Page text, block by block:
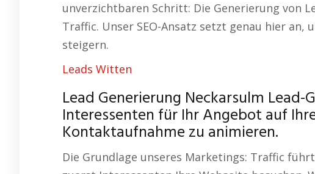
unverzichtbaren Schritt: Die Generierung von
Traffic. Unser SEO-Ansatz setzt genau hier an,
steigern.
Leads Witten
Lead Generierung Neckarsulm
Interessenten für Ihr Angebot auf
Kontaktaufnahme zu animieren.
Die Grundlage unseres Marketings: Traffic